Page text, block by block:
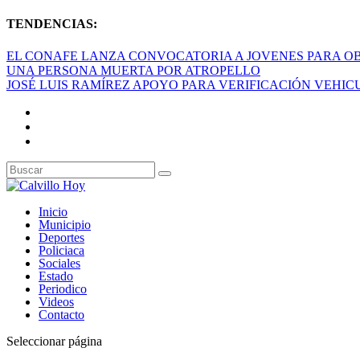
TENDENCIAS:
EL CONAFE LANZA CONVOCATORIA A JOVENES PARA
UNA PERSONA MUERTA POR ATROPELLO
JOSÉ LUIS RAMÍREZ APOYO PARA VERIFICACIÓN
Inicio
Municipio
Deportes
Policiaca
Sociales
Estado
Periodico
Videos
Contacto
Seleccionar página